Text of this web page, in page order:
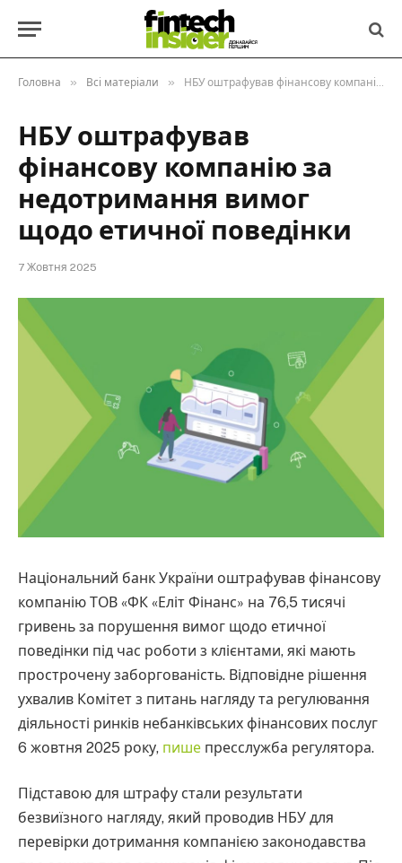
Головна » Всі матеріали » НБУ оштрафував фінансову компанію за недотримання вимог щодо етичної поведінки
НБУ оштрафував
фінансову компанію за
недотримання вимог
щодо етичної поведінки
7 Жовтня 2025
Національний банк України оштрафував фінансову
компанію ТОВ «ФК «Еліт Фінанс» на 76,5 тисячі
гривень за порушення вимог щодо етичної
поведінки під час роботи з клієнтами, які мають
прострочену заборгованість. Відповідне рішення
ухвалив Комітет з питань нагляду та регулювання
діяльності ринків небанківських фінансових послуг
6 жовтня 2025 року, пише пресслужба регулятора.
Підставою для штрафу стали результати
безвиїзного нагляду, який проводив НБУ для
перевірки дотримання компанією законодавства